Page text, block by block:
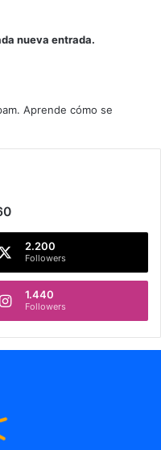
nueva entrada.
Aprende cómo se
2.200
Followers
1.440
Followers